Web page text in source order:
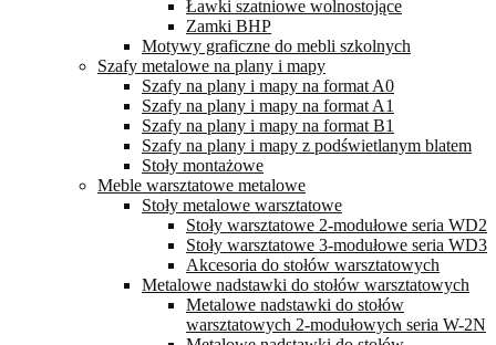
Ławki szatniowe wolnostojące
Zamki BHP
Motywy graficzne do mebli szkolnych
Szafy metalowe na plany i mapy
Szafy na plany i mapy na format A0
Szafy na plany i mapy na format A1
Szafy na plany i mapy na format B1
Szafy na plany i mapy z podświetlanym blatem
Stoły montażowe
Meble warsztatowe metalowe
Stoły metalowe warsztatowe
Stoły warsztatowe 2-modułowe seria WD2
Stoły warsztatowe 3-modułowe seria WD3
Akcesoria do stołów warsztatowych
Metalowe nadstawki do stołów warsztatowych
Metalowe nadstawki do stołów
warsztatowych 2-modułowych seria W-2N